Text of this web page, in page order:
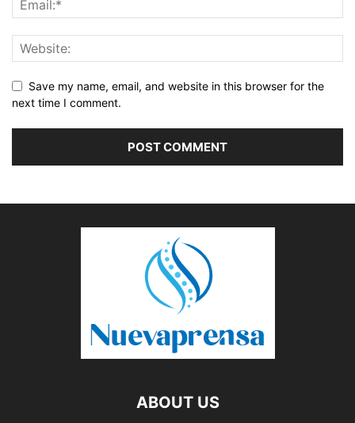
Save my name, email, and website in this browser for the
next time I comment.
ABOUT US